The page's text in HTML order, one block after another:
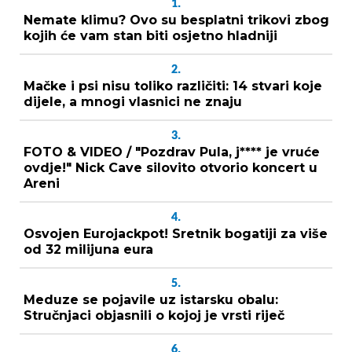
1.
Nemate klimu? Ovo su besplatni trikovi zbog
kojih će vam stan biti osjetno hladniji
2.
Mačke i psi nisu toliko različiti: 14 stvari koje
dijele, a mnogi vlasnici ne znaju
3.
FOTO & VIDEO / "Pozdrav Pula, j**** je vruće
ovdje!" Nick Cave silovito otvorio koncert u
Areni
4.
Osvojen Eurojackpot! Sretnik bogatiji za više
od 32 milijuna eura
5.
Meduze se pojavile uz istarsku obalu:
Stručnjaci objasnili o kojoj je vrsti riječ